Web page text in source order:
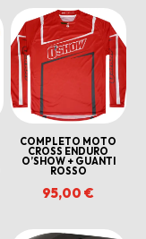
era:
prezzo
attuale
è:
COMPLETO MOTO
CROSS ENDURO
O’SHOW + GUANTI
ROSSO
95,00€